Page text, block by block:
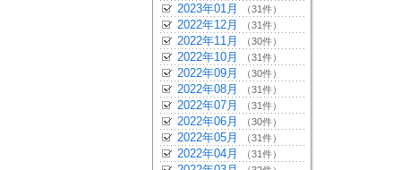
2023年01月 （31件）
2022年12月 （31件）
2022年11月 （30件）
2022年10月 （31件）
2022年09月 （30件）
2022年08月 （31件）
2022年07月 （31件）
2022年06月 （30件）
2022年05月 （31件）
2022年04月 （31件）